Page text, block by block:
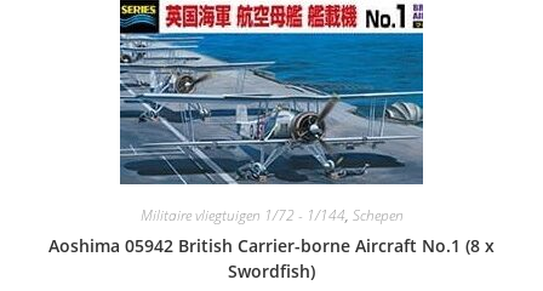
Militaire vliegtuigen 1/72 - 1/144, Schepen
Aoshima 05942 British Carrier-borne Aircraft No.1 (8 x
Swordfish)